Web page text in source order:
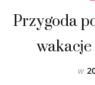
Przygoda
w